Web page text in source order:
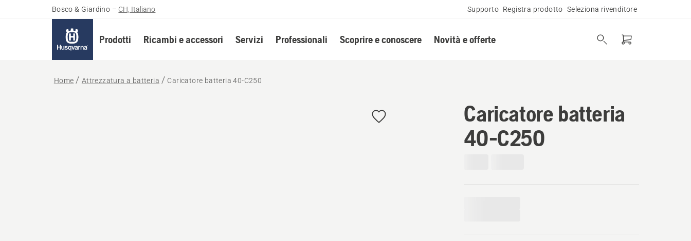
Bosco & Giardino – CH, Italiano Supporto Registra prodotto Seleziona rivenditore
Prodotti Ricambi e accessori Servizi Professionali Scoprire e conoscere Novità e offerte
Home Attrezzatura a batteria Caricatore batteria 40-C250
Caricatore batteria
40-C250